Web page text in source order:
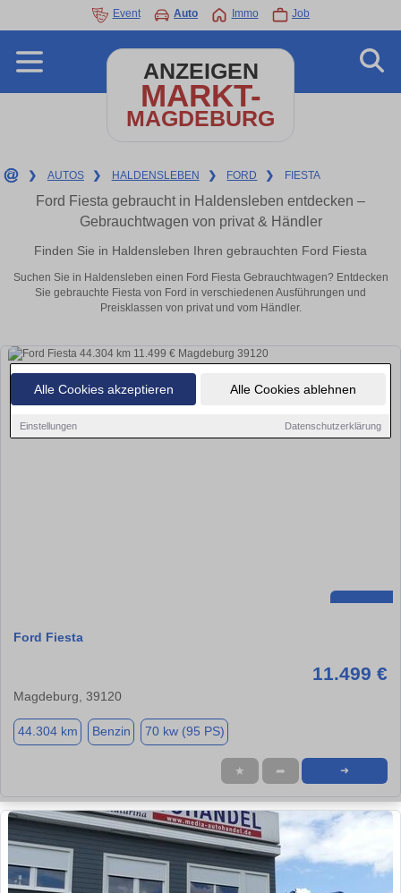
Alle Cookies akzeptieren Alle Cookies ablehnen
Einstellungen Datenschutzerklärung
Event Auto Immo Job
ANZEIGEN
MARKT-
MAGDEBURG
❯ AUTOS ❯ HALDENSLEBEN ❯ FORD ❯ FIESTA
Ford Fiesta gebraucht in Haldensleben entdecken –
Gebrauchtwagen von privat & Händler
Finden Sie in Haldensleben Ihren gebrauchten Ford Fiesta
Suchen Sie in Haldensleben einen Ford Fiesta Gebrauchtwagen? Entdecken
Sie gebrauchte Fiesta von Ford in verschiedenen Ausführungen und
Preisklassen von privat und vom Händler.
Ford Fiesta
11.499 €
Magdeburg, 39120
44.304 km Benzin 70 kw (95 PS)
★ ➦ ➜